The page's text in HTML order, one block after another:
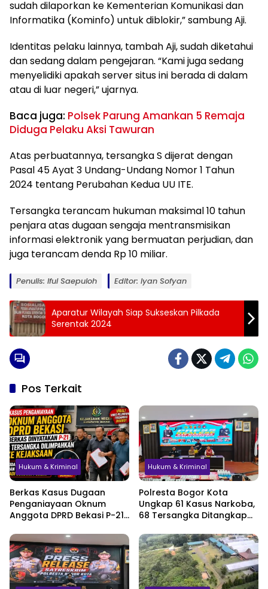
sudah dilaporkan ke Kementerian Komunikasi dan
Informatika (Kominfo) untuk diblokir,” sambung Aji.
Identitas pelaku lainnya, tambah Aji, sudah diketahui
dan sedang dalam pengejaran. “Kami juga sedang
menyelidiki apakah server situs ini berada di dalam
atau di luar negeri,” ujarnya.
Baca juga: Polsek Parung Amankan 5 Remaja
Diduga Pelaku Aksi Tawuran
Atas perbuatannya, tersangka S dijerat dengan
Pasal 45 Ayat 3 Undang-Undang Nomor 1 Tahun
2024 tentang Perubahan Kedua UU ITE.
Tersangka terancam hukuman maksimal 10 tahun
penjara atas dugaan sengaja mentransmisikan
informasi elektronik yang bermuatan perjudian, dan
juga terancam denda Rp 10 miliar.
Penulis: Iful Saepuloh Editor: Iyan Sofyan
Aparatur Wilayah Siap Sukseskan Pilkada
Serentak 2024
Pos Terkait
Hukum & Kriminal
Berkas Kasus Dugaan
Penganiayaan Oknum
Anggota DPRD Bekasi P-21,
Jadi Sorotan
Hukum & Kriminal
Polresta Bogor Kota
Ungkap 61 Kasus Narkoba,
68 Tersangka Ditangkap